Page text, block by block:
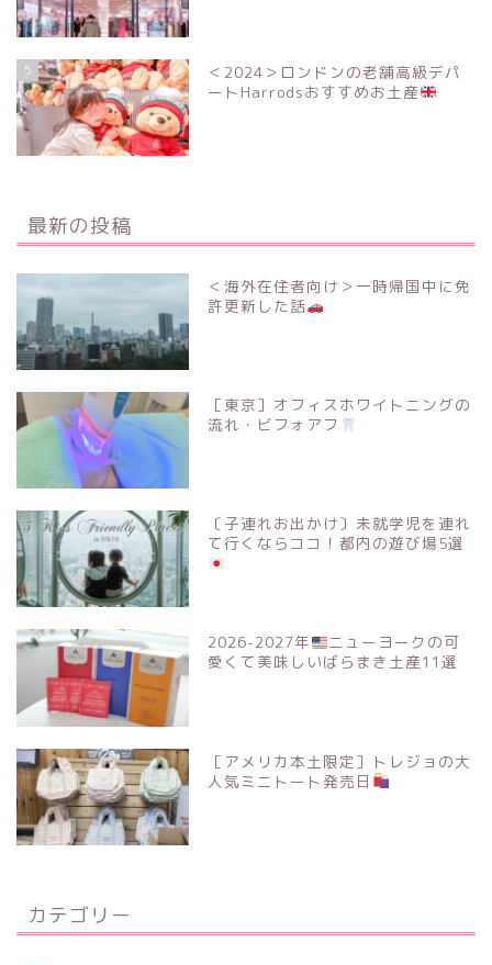
5
＜2024＞ロンドンの老舗高級デパ
ートHarrodsおすすめお土産
最新の投稿
＜海外在住者向け＞一時帰国中に免
許更新した話
［東京］オフィスホワイトニングの
流れ・ビフォアフ
〔子連れお出かけ〕未就学児を連れ
て行くならココ！都内の遊び場5選
2026-2027年
ニューヨークの可
愛くて美味しいばらまき土産11選
［アメリカ本土限定］トレジョの大
人気ミニトート発売日
カテゴリー